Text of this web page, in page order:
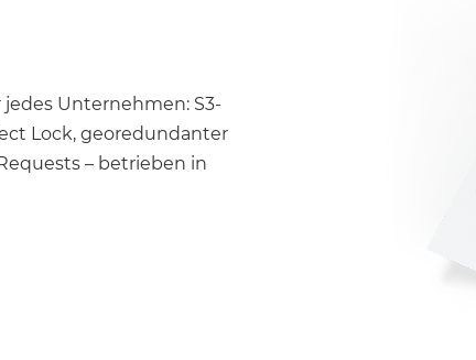
Unternehmen: S3-
Lock, georedundanter
– betrieben in